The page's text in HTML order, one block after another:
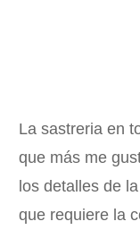
La sastreria en
que más me
los detalles de
que requiere la